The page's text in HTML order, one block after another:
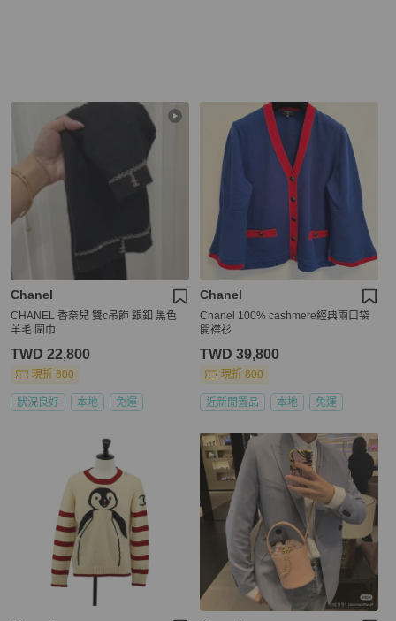
Chanel
CHANEL 香奈兒 雙c吊飾 銀釦 黑色
羊毛 圍巾
TWD 22,800
現折 800
狀況良好 本地 免運
Chanel
Chanel 100% cashmere經典兩口袋
開襟衫
TWD 39,800
現折 800
近新閒置品 本地 免運